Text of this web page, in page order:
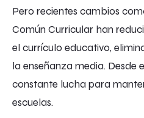
Pero recientes cambios
Común Curricular han
el currículo educativo,
la enseñanza media. Desde
constante lucha para
escuelas.